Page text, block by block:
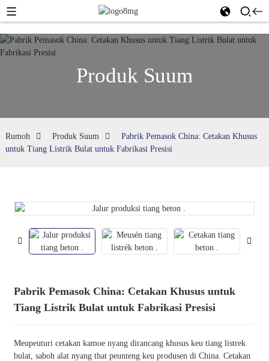
Produk Suum
Rumoh Produk Suum
Pabrik Pemasok China: Cetakan Khusus
untuk Tiang Listrik Bulat untuk Fabrikasi Presisi
Pabrik Pemasok China: Cetakan Khusus untuk
Tiang Listrik Bulat untuk Fabrikasi Presisi
Meupeuturi cetakan kamoe nyang dirancang khusus keu tiang listrek
bulat, saboh alat nyang that peunteng keu produsen di China. Cetakan